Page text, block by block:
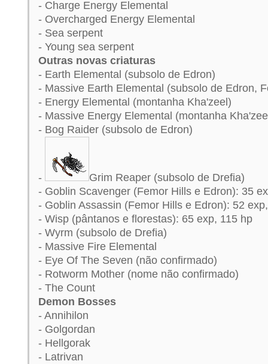
- Charge Energy Elemental
- Overcharged Energy Elemental
- Sea serpent
- Young sea serpent
Outras novas criaturas
- Earth Elemental (subsolo de Edron)
- Massive Earth Elemental (subsolo de Edron,
- Energy Elemental (montanha Kha'zeel)
- Massive Energy Elemental (montanha
- Bog Raider (subsolo de Edron)
-
Grim Reaper (subsolo de Drefia)
- Goblin Scavenger (Femor Hills e Edron): 35
- Goblin Assassin (Femor Hills e Edron): 52
- Wisp (pântanos e florestas): 65 exp, 115 hp
- Wyrm (subsolo de Drefia)
- Massive Fire Elemental
- Eye Of The Seven (não confirmado)
- Rotworm Mother (nome não confirmado)
- The Count
Demon Bosses
- Annihilon
- Golgordan
- Hellgorak
- Latrivan